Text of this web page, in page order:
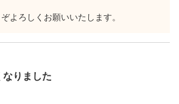
よろしくお願いいたします。
りました